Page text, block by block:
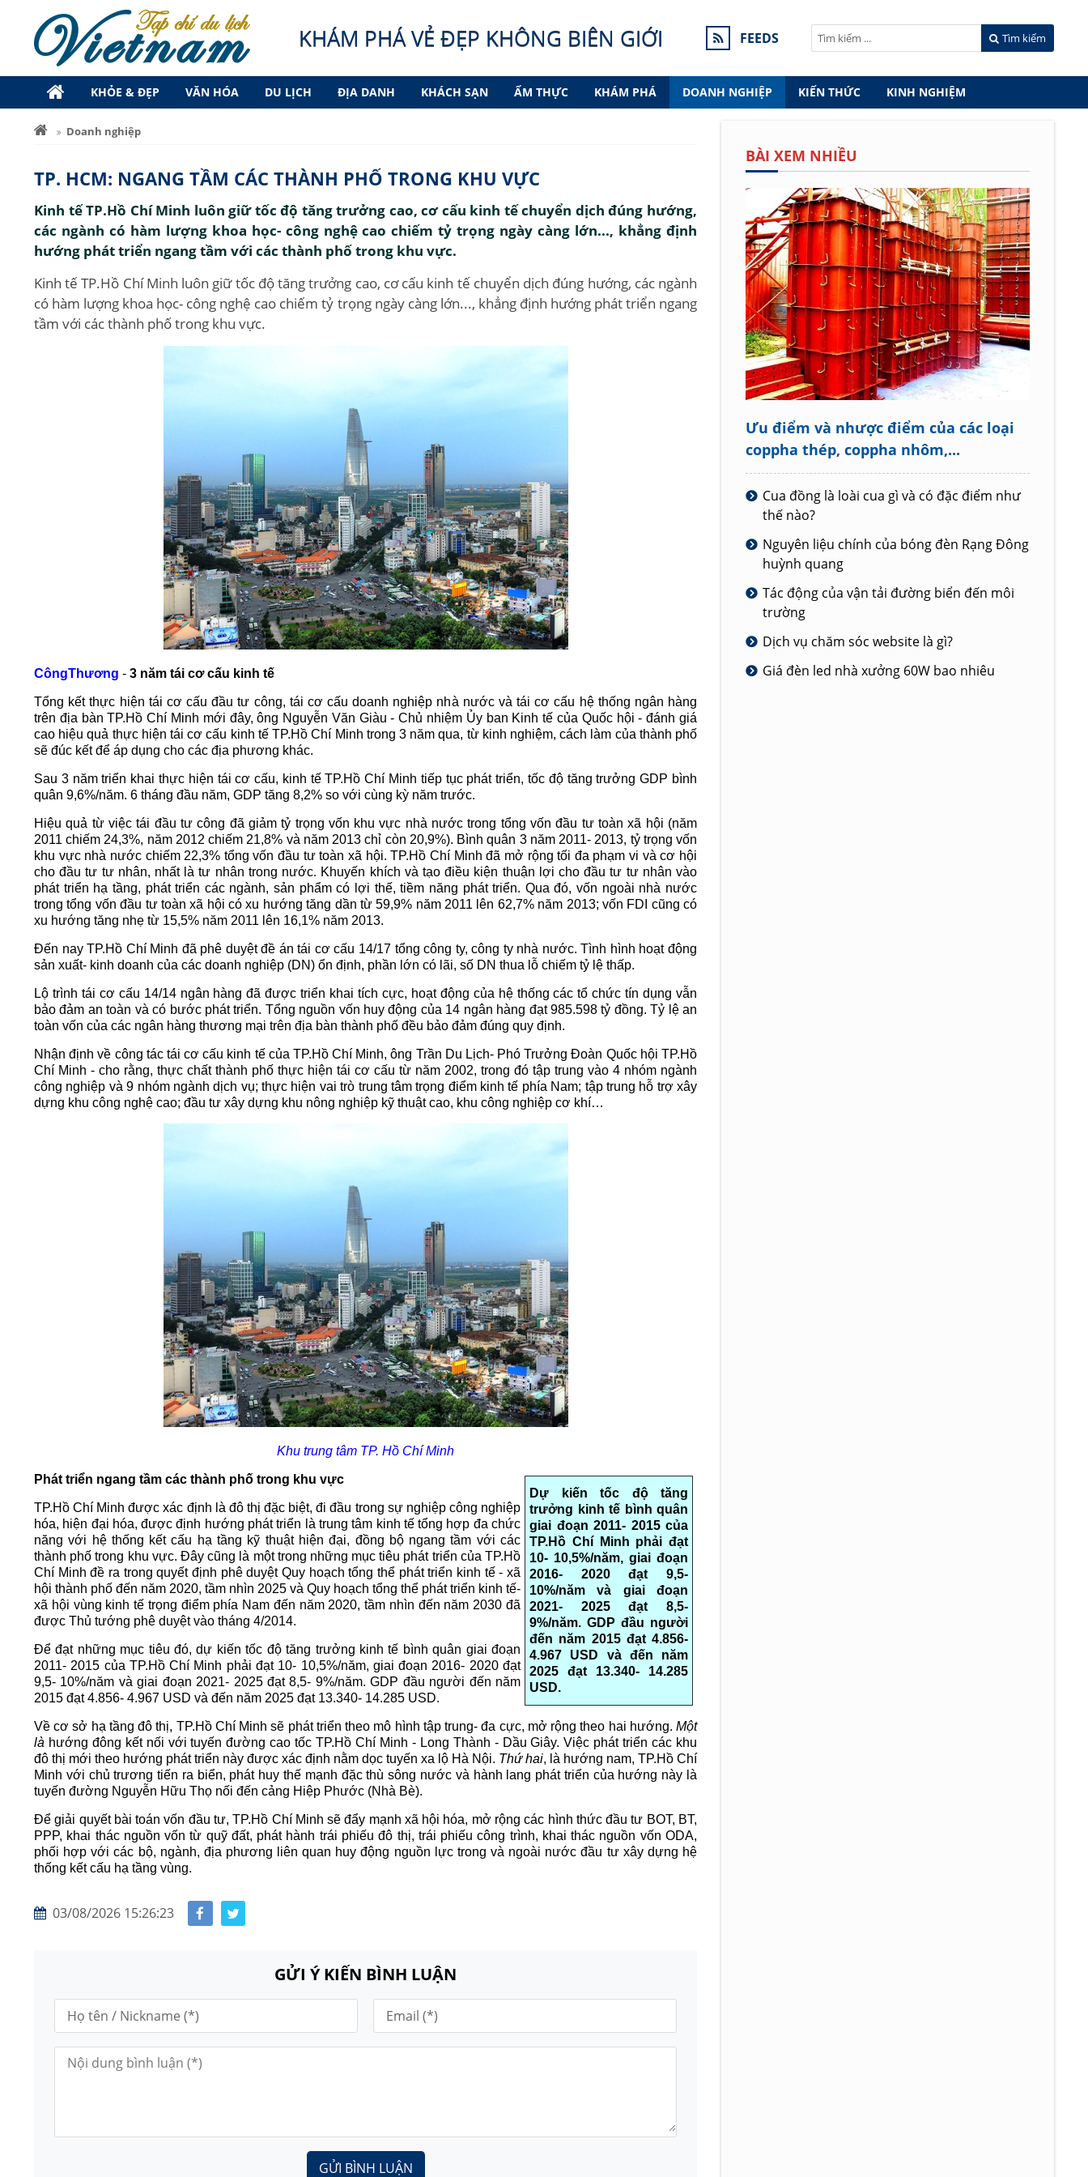
KHÁM PHÁ VẺ ĐẸP KHÔNG BIÊN GIỚI FEEDS Tìm kiếm
KHỎE & ĐẸP VĂN HÓA DU LỊCH ĐỊA DANH KHÁCH SẠN ẨM THỰC KHÁM PHÁ DOANH NGHIỆP KIẾN THỨC KINH NGHIỆM
Doanh nghiệp
TP. HCM: NGANG TẦM CÁC THÀNH PHỐ TRONG KHU VỰC
Kinh tế TP.Hồ Chí Minh luôn giữ tốc độ tăng trưởng cao, cơ cấu kinh tế chuyển dịch đúng hướng,
các ngành có hàm lượng khoa học- công nghệ cao chiếm tỷ trọng ngày càng lớn..., khẳng định
hướng phát triển ngang tầm với các thành phố trong khu vực.
Kinh tế TP.Hồ Chí Minh luôn giữ tốc độ tăng trưởng cao, cơ cấu kinh tế chuyển dịch đúng hướng, các ngành
có hàm lượng khoa học- công nghệ cao chiếm tỷ trọng ngày càng lớn..., khẳng định hướng phát triển ngang
tầm với các thành phố trong khu vực.
CôngThương - 3 năm tái cơ cấu kinh tế
Tổng kết thực hiện tái cơ cấu đầu tư công, tái cơ cấu doanh nghiệp nhà nước và tái cơ cấu hệ thống ngân hàng
trên địa bàn TP.Hồ Chí Minh mới đây, ông Nguyễn Văn Giàu - Chủ nhiệm Ủy ban Kinh tế của Quốc hội - đánh giá
cao hiệu quả thực hiện tái cơ cấu kinh tế TP.Hồ Chí Minh trong 3 năm qua, từ kinh nghiệm, cách làm của thành phố
sẽ đúc kết để áp dụng cho các địa phương khác.
Sau 3 năm triển khai thực hiện tái cơ cấu, kinh tế TP.Hồ Chí Minh tiếp tục phát triển, tốc độ tăng trưởng GDP bình
quân 9,6%/năm. 6 tháng đầu năm, GDP tăng 8,2% so với cùng kỳ năm trước.
Hiệu quả từ việc tái đầu tư công đã giảm tỷ trọng vốn khu vực nhà nước trong tổng vốn đầu tư toàn xã hội (năm
2011 chiếm 24,3%, năm 2012 chiếm 21,8% và năm 2013 chỉ còn 20,9%). Bình quân 3 năm 2011- 2013, tỷ trọng vốn
khu vực nhà nước chiếm 22,3% tổng vốn đầu tư toàn xã hội. TP.Hồ Chí Minh đã mở rộng tối đa phạm vi và cơ hội
cho đầu tư tư nhân, nhất là tư nhân trong nước. Khuyến khích và tạo điều kiện thuận lợi cho đầu tư tư nhân vào
phát triển hạ tầng, phát triển các ngành, sản phẩm có lợi thế, tiềm năng phát triển. Qua đó, vốn ngoài nhà nước
trong tổng vốn đầu tư toàn xã hội có xu hướng tăng dần từ 59,9% năm 2011 lên 62,7% năm 2013; vốn FDI cũng có
xu hướng tăng nhẹ từ 15,5% năm 2011 lên 16,1% năm 2013.
Đến nay TP.Hồ Chí Minh đã phê duyệt đề án tái cơ cấu 14/17 tổng công ty, công ty nhà nước. Tình hình hoạt động
sản xuất- kinh doanh của các doanh nghiệp (DN) ổn định, phần lớn có lãi, số DN thua lỗ chiếm tỷ lệ thấp.
Lộ trình tái cơ cấu 14/14 ngân hàng đã được triển khai tích cực, hoạt động của hệ thống các tổ chức tín dụng vẫn
bảo đảm an toàn và có bước phát triển. Tổng nguồn vốn huy động của 14 ngân hàng đạt 985.598 tỷ đồng. Tỷ lệ an
toàn vốn của các ngân hàng thương mại trên địa bàn thành phố đều bảo đảm đúng quy định.
Nhận định về công tác tái cơ cấu kinh tế của TP.Hồ Chí Minh, ông Trần Du Lịch- Phó Trưởng Đoàn Quốc hội TP.Hồ
Chí Minh - cho rằng, thực chất thành phố thực hiện tái cơ cấu từ năm 2002, trong đó tập trung vào 4 nhóm ngành
công nghiệp và 9 nhóm ngành dịch vụ; thực hiện vai trò trung tâm trọng điểm kinh tế phía Nam; tập trung hỗ trợ xây
dựng khu công nghệ cao; đầu tư xây dựng khu nông nghiệp kỹ thuật cao, khu công nghiệp cơ khí…
Khu trung tâm TP. Hồ Chí Minh
Dự kiến tốc độ tăng
trưởng kinh tế bình quân
giai đoạn 2011- 2015 của
TP.Hồ Chí Minh phải đạt
10- 10,5%/năm, giai đoạn
2016- 2020 đạt 9,5-
10%/năm và giai đoạn
2021- 2025 đạt 8,5-
9%/năm. GDP đầu người
đến năm 2015 đạt 4.856-
4.967 USD và đến năm
2025 đạt 13.340- 14.285
USD.
Phát triển ngang tầm các thành phố trong khu vực
TP.Hồ Chí Minh được xác định là đô thị đặc biệt, đi đầu trong sự nghiệp công nghiệp
hóa, hiện đại hóa, được định hướng phát triển là trung tâm kinh tế tổng hợp đa chức
năng với hệ thống kết cấu hạ tầng kỹ thuật hiện đại, đồng bộ ngang tầm với các
thành phố trong khu vực. Đây cũng là một trong những mục tiêu phát triển của TP.Hồ
Chí Minh đề ra trong quyết định phê duyệt Quy hoạch tổng thể phát triển kinh tế - xã
hội thành phố đến năm 2020, tầm nhìn 2025 và Quy hoạch tổng thể phát triển kinh tế-
xã hội vùng kinh tế trọng điểm phía Nam đến năm 2020, tầm nhìn đến năm 2030 đã
được Thủ tướng phê duyệt vào tháng 4/2014.
Để đạt những mục tiêu đó, dự kiến tốc độ tăng trưởng kinh tế bình quân giai đoạn
2011- 2015 của TP.Hồ Chí Minh phải đạt 10- 10,5%/năm, giai đoạn 2016- 2020 đạt
9,5- 10%/năm và giai đoạn 2021- 2025 đạt 8,5- 9%/năm. GDP đầu người đến năm
2015 đạt 4.856- 4.967 USD và đến năm 2025 đạt 13.340- 14.285 USD.
Về cơ sở hạ tầng đô thị, TP.Hồ Chí Minh sẽ phát triển theo mô hình tập trung- đa cực, mở rộng theo hai hướng. Một
là hướng đông kết nối với tuyến đường cao tốc TP.Hồ Chí Minh - Long Thành - Dầu Giây. Việc phát triển các khu
đô thị mới theo hướng phát triển này được xác định nằm dọc tuyến xa lộ Hà Nội. Thứ hai, là hướng nam, TP.Hồ Chí
Minh với chủ trương tiến ra biển, phát huy thế mạnh đặc thù sông nước và hành lang phát triển của hướng này là
tuyến đường Nguyễn Hữu Thọ nối đến cảng Hiệp Phước (Nhà Bè).
Để giải quyết bài toán vốn đầu tư, TP.Hồ Chí Minh sẽ đẩy mạnh xã hội hóa, mở rộng các hình thức đầu tư BOT, BT,
PPP, khai thác nguồn vốn từ quỹ đất, phát hành trái phiếu đô thị, trái phiếu công trình, khai thác nguồn vốn ODA,
phối hợp với các bộ, ngành, địa phương liên quan huy động nguồn lực trong và ngoài nước đầu tư xây dựng hệ
thống kết cấu hạ tầng vùng.
03/08/2026 15:26:23
GỬI Ý KIẾN BÌNH LUẬN
GỬI BÌNH LUẬN
BÀI XEM NHIỀU
Ưu điểm và nhược điểm của các loại
coppha thép, coppha nhôm,...
Cua đồng là loài cua gì và có đặc điểm như
thế nào?
Nguyên liệu chính của bóng đèn Rạng Đông
huỳnh quang
Tác động của vận tải đường biển đến môi
trường
Dịch vụ chăm sóc website là gì?
Giá đèn led nhà xưởng 60W bao nhiêu